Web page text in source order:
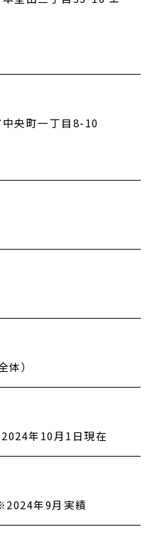
央町一丁目8-10
）
年10月1日現在
年9月実績